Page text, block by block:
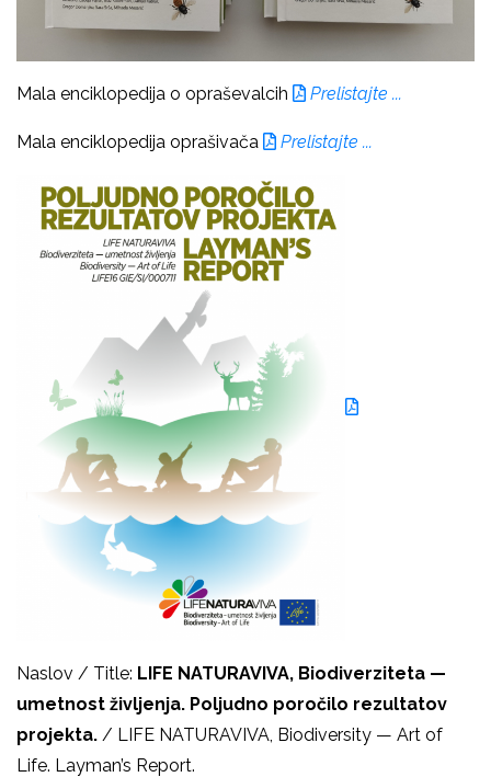
Mala enciklopedija o opraševalcih Prelistajte ...
Mala enciklopedija oprašivača Prelistajte ...
Naslov / Title: LIFE NATURAVIVA, Biodiverziteta —
umetnost življenja. Poljudno poročilo rezultatov
projekta. / LIFE NATURAVIVA, Biodiversity — Art of
Life. Layman’s Report.